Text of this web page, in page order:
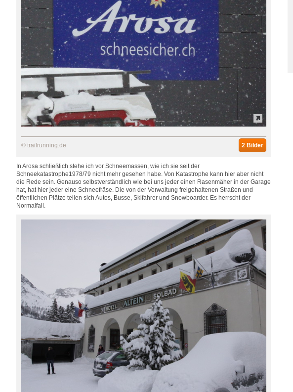
© trailrunning.de 2 Bilder
In Arosa schließlich stehe ich vor Schneemassen, wie ich sie seit der
Schneekatastrophe1978/79 nicht mehr gesehen habe. Von Katastrophe kann hier aber nicht
die Rede sein. Genauso selbstverständlich wie bei uns jeder einen Rasenmäher in der Garage
hat, hat hier jeder eine Schneefräse. Die von der Verwaltung freigehaltenen Straßen und
öffentlichen Plätze teilen sich Autos, Busse, Skifahrer und Snowboarder. Es herrscht der
Normalfall.